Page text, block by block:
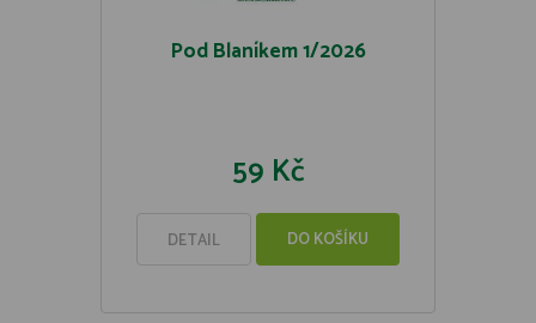
Pod Blaníkem 1/2026
59 Kč
DETAIL DO KOŠÍKU